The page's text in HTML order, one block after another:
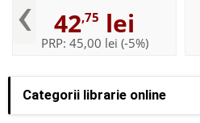
Categorii librarie online
‹ 42,75 lei
PRP: 45,00 lei (-5%)